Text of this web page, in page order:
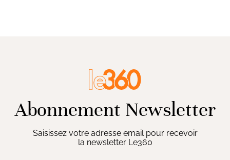
Abonnement Newsletter
Saisissez votre adresse email pour recevoir
la newsletter Le360